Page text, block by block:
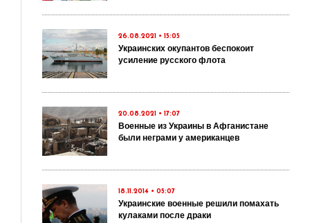
26.08.2021 • 15:05
Украинских окупантов беспокоит
усиление русского флота
20.08.2021 • 17:07
Военные из Украины в Афганистане
были неграми у американцев
18.11.2014 • 05:07
Украинские военные решили помахать
кулаками после драки